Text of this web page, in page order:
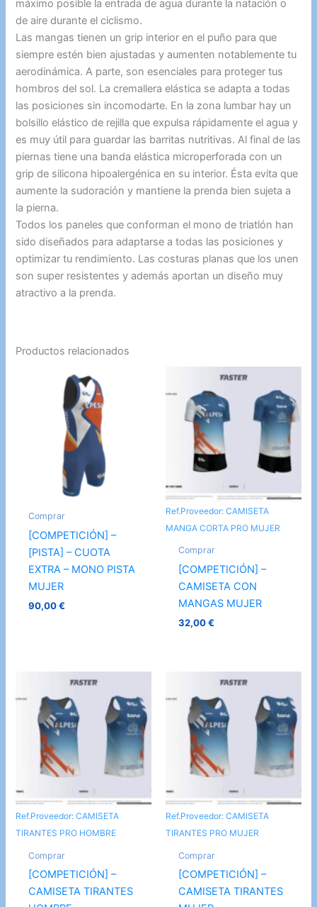
máximo posible la entrada de agua durante la natación o
de aire durante el ciclismo.
Las mangas tienen un grip interior en el puño para que
siempre estén bien ajustadas y aumenten notablemente tu
aerodinámica. A parte, son esenciales para proteger tus
hombros del sol. La cremallera elástica se adapta a todas
las posiciones sin incomodarte. En la zona lumbar hay un
bolsillo elástico de rejilla que expulsa rápidamente el agua y
es muy útil para guardar las barritas nutritivas. Al final de las
piernas tiene una banda elástica microperforada con un
grip de silicona hipoalergénica en su interior. Ésta evita que
aumente la sudoración y mantiene la prenda bien sujeta a
la pierna.
Todos los paneles que conforman el mono de triatlón han
sido diseñados para adaptarse a todas las posiciones y
optimizar tu rendimiento. Las costuras planas que los unen
son super resistentes y además aportan un diseño muy
atractivo a la prenda.
Productos relacionados
Comprar
[COMPETICIÓN] –
[PISTA] – CUOTA
EXTRA – MONO PISTA
MUJER
90,00€
Ref.Proveedor: CAMISETA
MANGA CORTA PRO MUJER
Comprar
[COMPETICIÓN] –
CAMISETA CON
MANGAS MUJER
32,00€
Ref.Proveedor: CAMISETA
TIRANTES PRO HOMBRE
Comprar
[COMPETICIÓN] –
CAMISETA TIRANTES
Ref.Proveedor: CAMISETA
TIRANTES PRO MUJER
Comprar
[COMPETICIÓN] –
CAMISETA TIRANTES